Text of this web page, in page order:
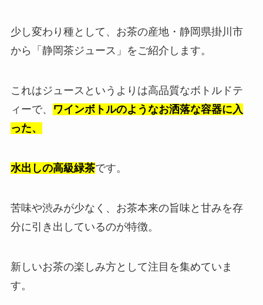
少し変わり種として、お茶の産地・静岡県掛川市
から「静岡茶ジュース」をご紹介します。
これはジュースというよりは高品質なボトルドテ
ィーで、
ワインボトルのようなお洒落な容器に入
った、
水出しの高級緑茶です。
苦味や渋みが少なく、お茶本来の旨味と甘みを存
分に引き出しているのが特徴。
新しいお茶の楽しみ方として注目を集めていま
す。